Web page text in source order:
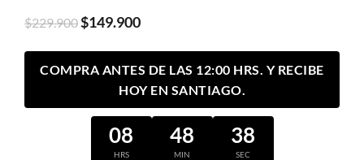
$229.900$149.900
COMPRA ANTES DE LAS 12:00 HRS. Y RECIBE
HOY EN SANTIAGO.
08
HRS
48
MIN
38
SEC